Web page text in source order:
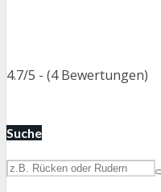
4.7/5 - (4 Bewertungen)
Suche